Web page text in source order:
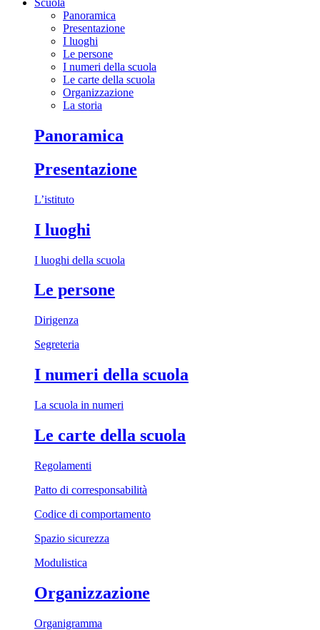
Scuola
Panoramica
Presentazione
I luoghi
Le persone
I numeri della scuola
Le carte della scuola
Organizzazione
La storia
Panoramica
Presentazione
L’istituto
I luoghi
I luoghi della scuola
Le persone
Dirigenza
Segreteria
I numeri della scuola
La scuola in numeri
Le carte della scuola
Regolamenti
Patto di corresponsabilità
Codice di comportamento
Spazio sicurezza
Modulistica
Organizzazione
Organigramma